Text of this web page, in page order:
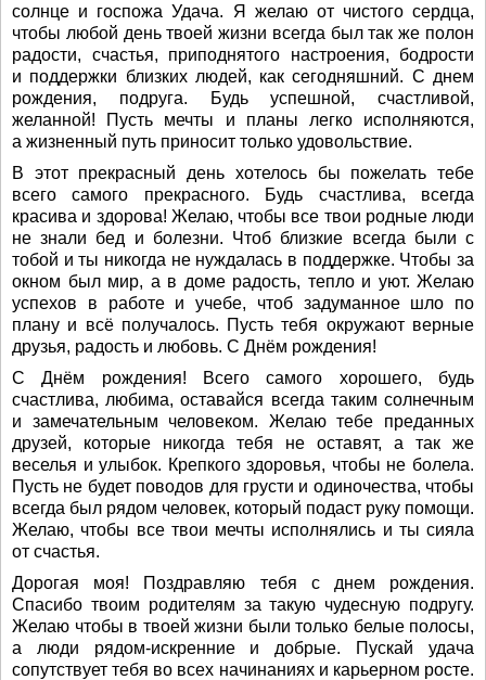
солнце и госпожа Удача. Я желаю от чистого сердца,
чтобы любой день твоей жизни всегда был так же полон
радости, счастья, приподнятого настроения, бодрости
и поддержки близких людей, как сегодняшний. С днем
рождения, подруга. Будь успешной, счастливой,
желанной! Пусть мечты и планы легко исполняются,
а жизненный путь приносит только удовольствие.
В этот прекрасный день хотелось бы пожелать тебе
всего самого прекрасного. Будь счастлива, всегда
красива и здорова! Желаю, чтобы все твои родные люди
не знали бед и болезни. Чтоб близкие всегда были с
тобой и ты никогда не нуждалась в поддержке. Чтобы за
окном был мир, а в доме радость, тепло и уют. Желаю
успехов в работе и учебе, чтоб задуманное шло по
плану и всё получалось. Пусть тебя окружают верные
друзья, радость и любовь. С Днём рождения!
С Днём рождения! Всего самого хорошего, будь
счастлива, любима, оставайся всегда таким солнечным
и замечательным человеком. Желаю тебе преданных
друзей, которые никогда тебя не оставят, а так же
веселья и улыбок. Крепкого здоровья, чтобы не болела.
Пусть не будет поводов для грусти и одиночества, чтобы
всегда был рядом человек, который подаст руку помощи.
Желаю, чтобы все твои мечты исполнялись и ты сияла
от счастья.
Дорогая моя! Поздравляю тебя с днем рождения.
Спасибо твоим родителям за такую чудесную подругу.
Желаю чтобы в твоей жизни были только белые полосы,
а люди рядом-искренние и добрые. Пускай удача
сопутствует тебя во всех начинаниях и карьерном росте.